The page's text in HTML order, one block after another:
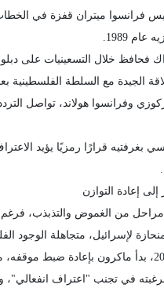
الرئيس فرانسوا ميتران قفزة
1989.
الجيدة مع السلطة
لإسرائيل، متجاهلة الوجود
وفي شباط/فبراير 2024، بدأ ماكرون
في تجنب "اعتراف انفعالي"،